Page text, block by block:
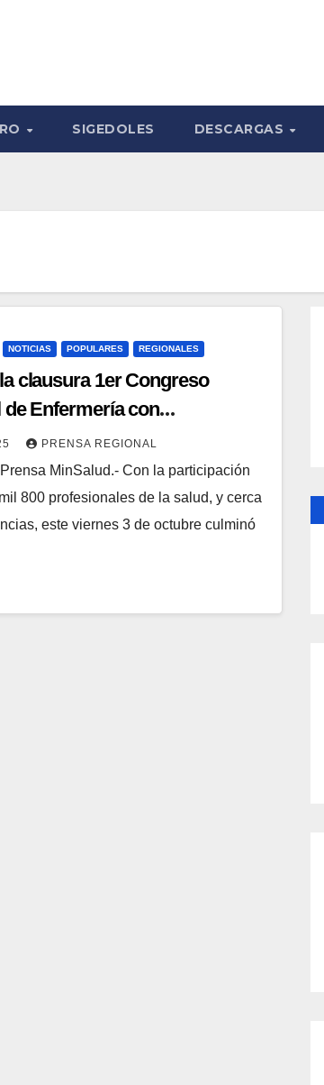
SIGEDOLES DESCARGAS
NOTICIAS POPULARES REGIONALES
clausura 1er Congreso
de Enfermería con
y liderazgo
PRENSA REGIONAL
MinSalud.- Con la participación
800 profesionales de la salud, y cerca
este viernes 3 de octubre culminó